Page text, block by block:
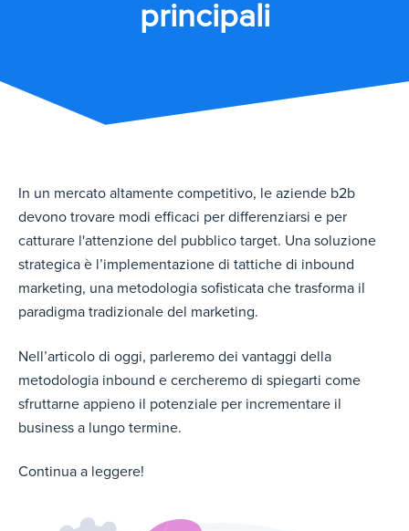
principali
In un mercato altamente competitivo, le aziende b2b
devono trovare modi efficaci per differenziarsi e per
catturare l'attenzione del pubblico target. Una soluzione
strategica è l’implementazione di tattiche di inbound
marketing, una metodologia sofisticata che trasforma il
paradigma tradizionale del marketing.
Nell’articolo di oggi, parleremo dei vantaggi della
metodologia inbound e cercheremo di spiegarti come
sfruttarne appieno il potenziale per incrementare il
business a lungo termine.
Continua a leggere!